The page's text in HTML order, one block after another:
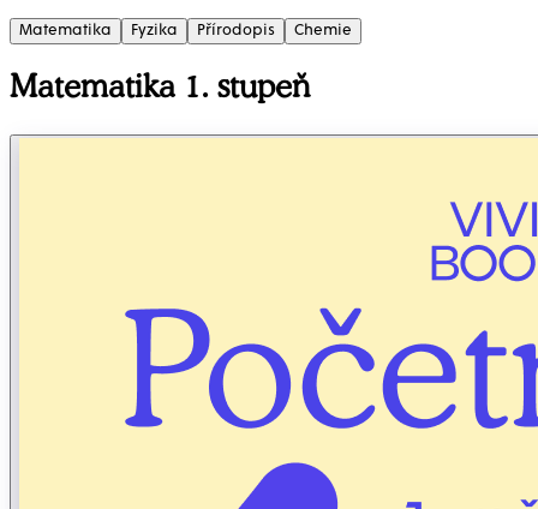
Matematika Fyzika Přírodopis Chemie
Matematika 1. stupeň